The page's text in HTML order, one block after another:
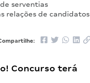
serventias
relações de candidatos
Concurso terá